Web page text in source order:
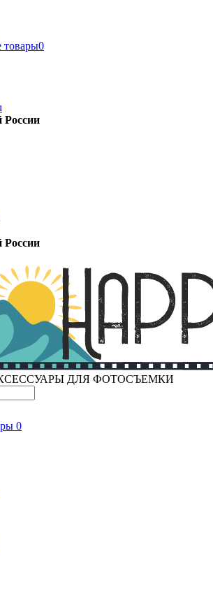
товары0
России
России
ДЛЯ ФОТОСЪЕМКИ
0